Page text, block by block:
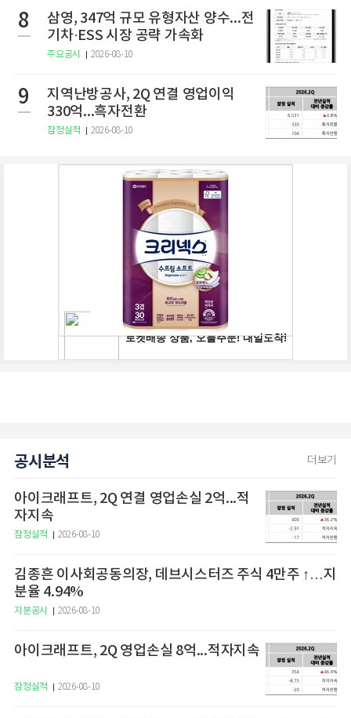
8
삼영, 347억 규모 유형자산 양수...전
기차·ESS 시장 공략 가속화
주요공시 2026-08-10
9
지역난방공사, 2Q 연결 영업이익
330억...흑자전환
잠정실적 2026-08-10
공시분석 더보기
아이크래프트, 2Q 연결 영업손실 2억...적
자지속
잠정실적 2026-08-10
김종흔 이사회공동의장, 데브시스터즈 주식 4만주 ↑…지
분율 4.94%
지분공시 2026-08-10
아이크래프트, 2Q 영업손실 8억...적자지속
잠정실적 2026-08-10